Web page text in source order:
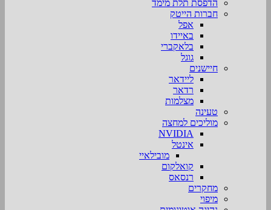
הדפסת תלת מימד
חברות הייטק
אפל
באיידו
בלאקברי
גוגל
חיישנים
ליידאר
רדאר
מצלמות
טעינה
מוליכים למחצה
NVIDIA
אינטל
מובילאיי
קואלקום
רנסאס
מחקרים
מיפוי